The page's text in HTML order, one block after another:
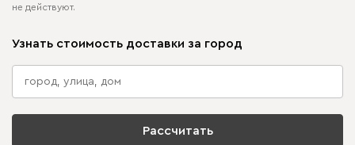
не действуют.
Узнать стоимость доставки за город
Рассчитать